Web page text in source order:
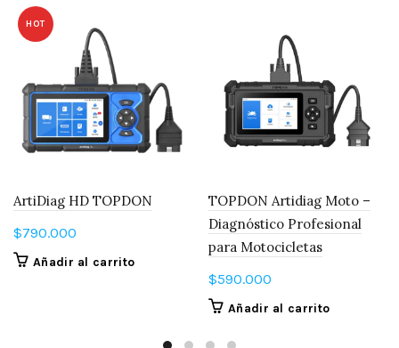
HOT
ArtiDiag HD TOPDON
$790.000
Añadir al carrito
TOPDON Artidiag Moto –
Diagnóstico Profesional
para Motocicletas
$590.000
Añadir al carrito